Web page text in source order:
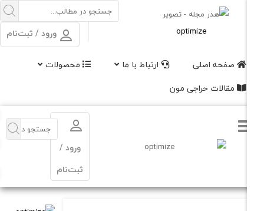
ورود / ثبت‌نام
صفحه اصلی ارتباط با ما
محصولات
مقالات حراجی مون